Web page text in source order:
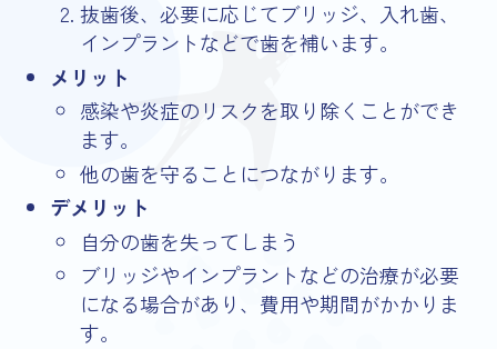
抜歯後、必要に応じてブリッジ、入れ歯、
インプラントなどで歯を補います。
メリット
感染や炎症のリスクを取り除くことができ
ます。
他の歯を守ることにつながります。
デメリット
自分の歯を失ってしまう
ブリッジやインプラントなどの治療が必要
になる場合があり、費用や期間がかかりま
す。